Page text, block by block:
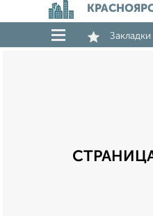
Закладки